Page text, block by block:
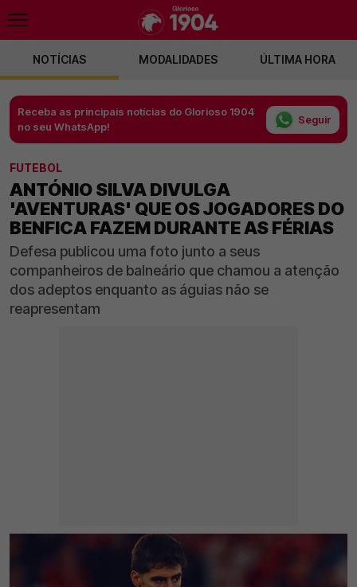
NOTÍCIAS MODALIDADES ÚLTIMA HORA
Receba as principais notícias do Glorioso 1904
no seu WhatsApp!
Seguir
FUTEBOL
ANTÓNIO SILVA DIVULGA
'AVENTURAS' QUE OS JOGADORES DO
BENFICA FAZEM DURANTE AS FÉRIAS
Defesa publicou uma foto junto a seus
companheiros de balneário que chamou a atenção
dos adeptos enquanto as águias não se
reapresentam